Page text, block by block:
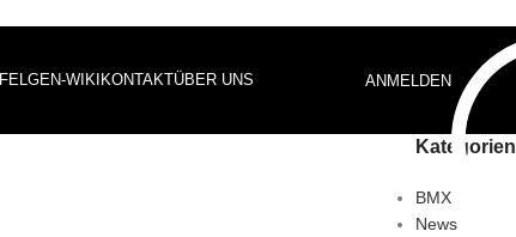
FELGEN-WIKI KONTAKTÜBER UNS ANMELDEN
Kategorien
BMX
News